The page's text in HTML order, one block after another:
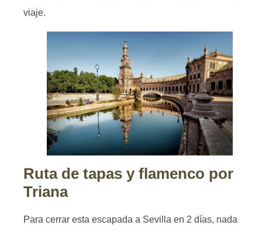
viaje.
Ruta de tapas y flamenco por
Triana
Para cerrar esta escapada a Sevilla en 2 días, nada